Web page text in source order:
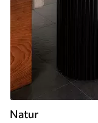
Natur